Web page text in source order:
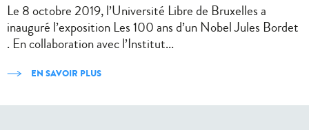
Le 8 octobre 2019, l’Université Libre de Bruxelles a
inauguré l’exposition Les 100 ans d’un Nobel Jules Bordet
. En collaboration avec l’Institut...
EN SAVOIR PLUS